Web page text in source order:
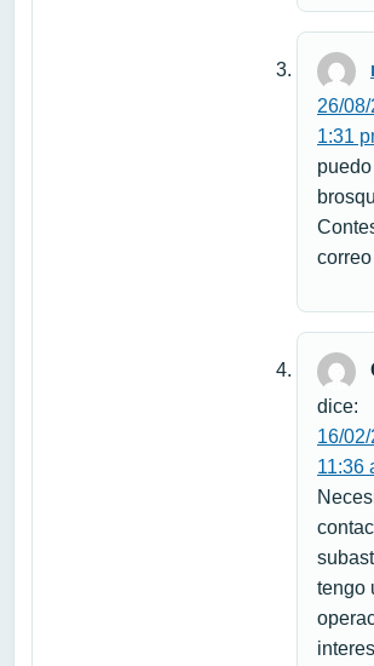
26/
1:31
correo
dice:
16/
11:36
tengo